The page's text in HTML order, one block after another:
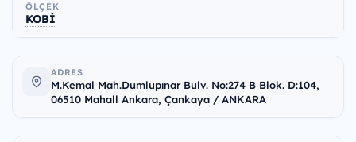
ÖLÇEK
KOBİ
ADRES
M.Kemal Mah.Dumlupınar Bulv. No:274 B Blok. D:104,
06510 Mahall Ankara, Çankaya / ANKARA